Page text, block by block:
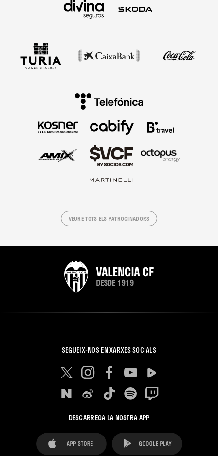
VEURE TOTS ELS PATROCINADORS
SEGUEIX-NOS EN XARXES SOCIALS
DESCARREGA LA NOSTRA APP